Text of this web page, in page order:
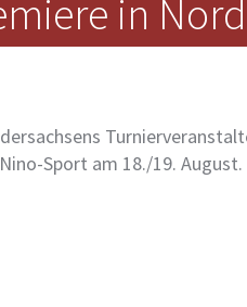
in
Sport am 18./19. August.